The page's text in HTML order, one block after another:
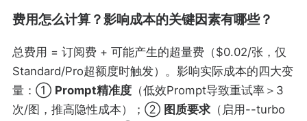
费用怎么计算？影响成本的关键因素有哪些？
总费用 = 订阅费 + 可能产生的超量费（$0.02/张，仅
Standard/Pro超额度时触发）。影响实际成本的四大变
量：① Prompt精准度（低效Prompt导致重试率＞3
次/图，推高隐性成本）；② 图质要求（启用--turbo